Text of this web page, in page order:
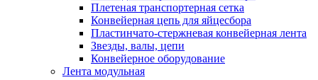
Плетеная транспортерная сетка
Конвейерная цепь для яйцесбора
Пластинчато-стержневая конвейерная лента
Звезды, валы, цепи
Конвейерное оборудование
Лента модульная